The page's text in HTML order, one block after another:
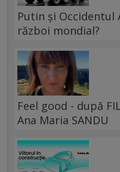
Putin și Occidentul
război mondial?
Feel good - după
Ana Maria SANDU